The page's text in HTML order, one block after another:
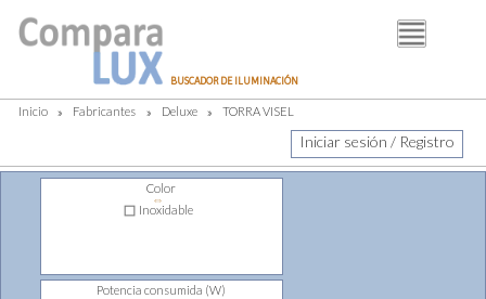
BUSCADOR DE ILUMINACIÓNBUSCADOR
FABRICANTES
DISTRIBUIDORES
PIM
Inicio » Fabricantes » Deluxe » TORRA VISEL
Iniciar sesión / Registro
Color
⇔
Inoxidable
Potencia consumida (W)